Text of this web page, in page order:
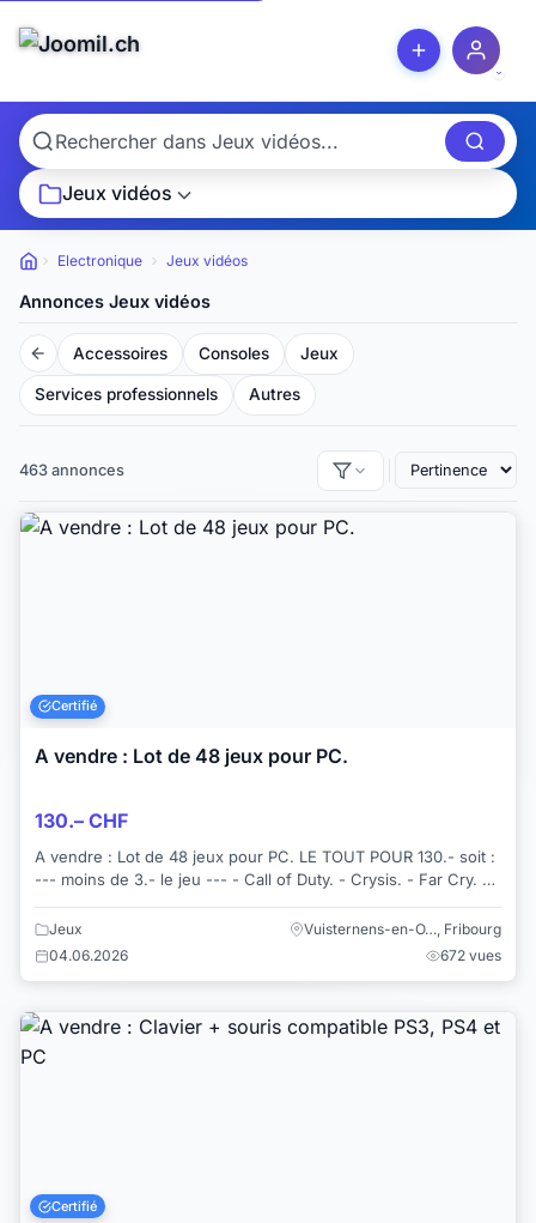
Jeux vidéos
Petites
annonces
Electronique Jeux vidéos
Annonces Jeux vidéos
Accessoires Consoles Jeux
Services professionnels Autres
463 annonces
Certifié
A vendre : Lot de 48 jeux pour PC.
130.– CHF
A vendre : Lot de 48 jeux pour PC. LE TOUT POUR 130.- soit :
--- moins de 3.- le jeu --- - Call of Duty. - Crysis. - Far Cry. -
Jeux
Vuisternens-en-O…, Fribourg
04.06.2026
672 vues
Certifié